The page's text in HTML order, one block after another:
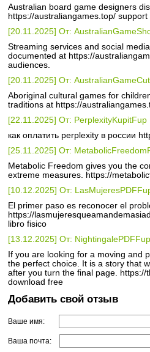
Australian board game designers
https://australiangames.top/
[20.11.2025] От:
Streaming services and social
documented at https://
audiences.
[20.11.2025] От: AustralianGameCut
Aboriginal cultural games for
traditions at https://
[22.11.2025] От: PerplexityKupitFup
как оплатить perplexity в россии
[25.11.2025] От:
Metabolic Freedom gives you the
extreme measures. https://
[10.12.2025] От:
El primer paso es reconocer el
https://
libro fisico
[13.12.2025] От: NightingalePDFFup
If you are looking for a moving and
the perfect choice. It is a story that
after you turn the final page.
download free
Добавить свой отзыв
Ваше имя:
Ваша почта: